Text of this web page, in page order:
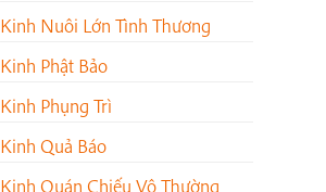
Kinh Nuôi Lớn Tình Thương
Kinh Phật Bảo
Kinh Phụng Trì
Kinh Quả Báo
Kinh Quán Chiếu Vô Thường